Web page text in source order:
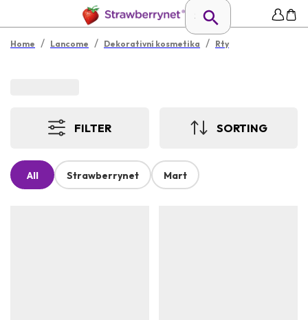
Home / Lancome / Dekorativní kosmetika / Rty
FILTER SORTING
All Strawberrynet Mart